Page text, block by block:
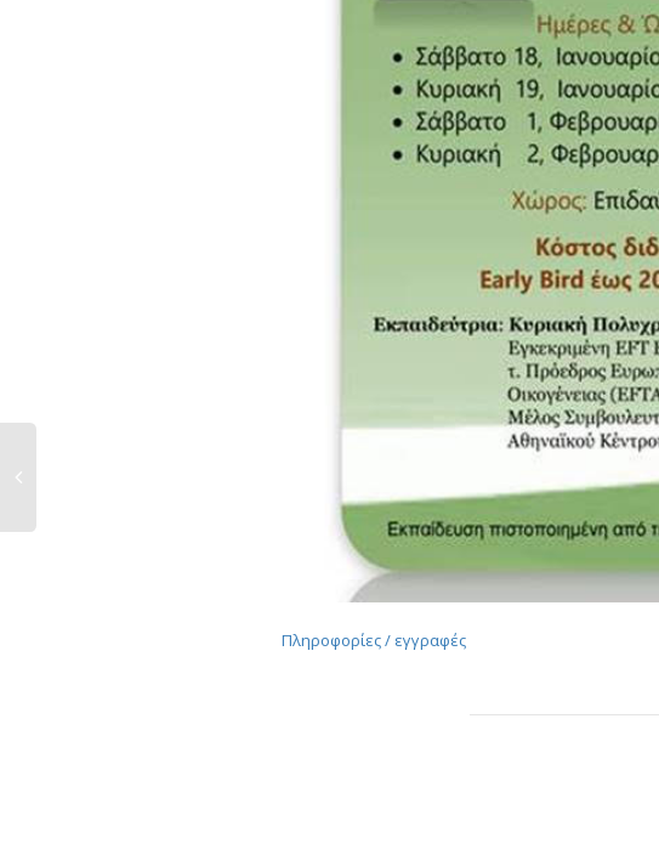
Πληροφορίες / εγγραφές